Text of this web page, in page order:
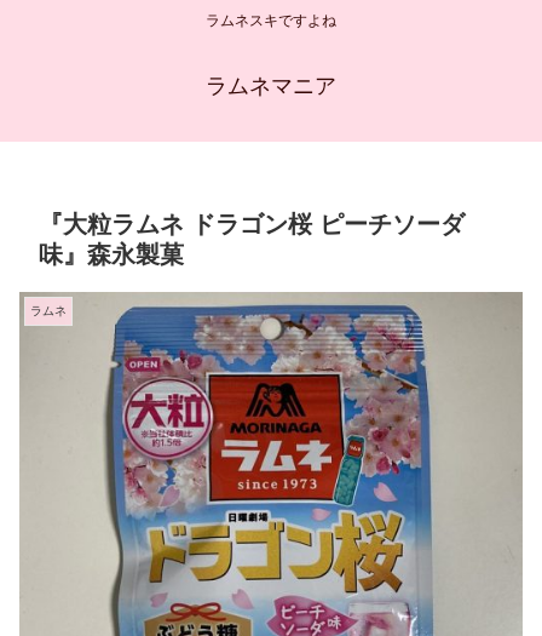
ラムネスキですよね
ラムネマニア
『大粒ラムネ ドラゴン桜 ピーチソーダ
味』森永製菓
ラムネ